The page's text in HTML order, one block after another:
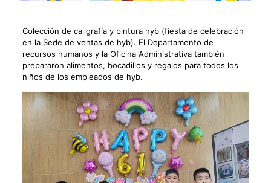
Colección de caligrafía y pintura hyb (fiesta de celebración
en la Sede de ventas de hyb). El Departamento de
recursos humanos y la Oficina Administrativa también
prepararon alimentos, bocadillos y regalos para todos los
niños de los empleados de hyb.